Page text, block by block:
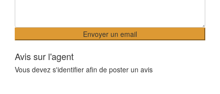
Avis sur l'agent
Vous devez s'identifier afin de poster un avis